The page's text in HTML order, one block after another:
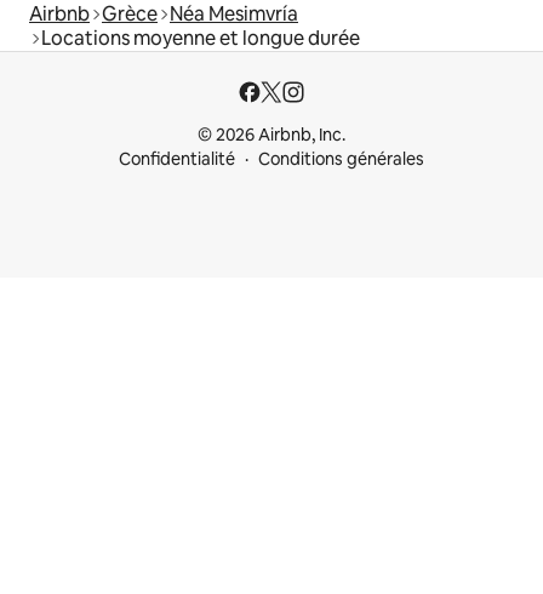
Airbnb Grèce Néa Mesimvría
Locations moyenne et longue durée
© 2026 Airbnb, Inc.
Confidentialité
Conditions générales